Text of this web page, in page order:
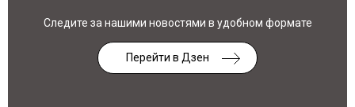
Следите за нашими новостями в удобном формате
Перейти в Дзен